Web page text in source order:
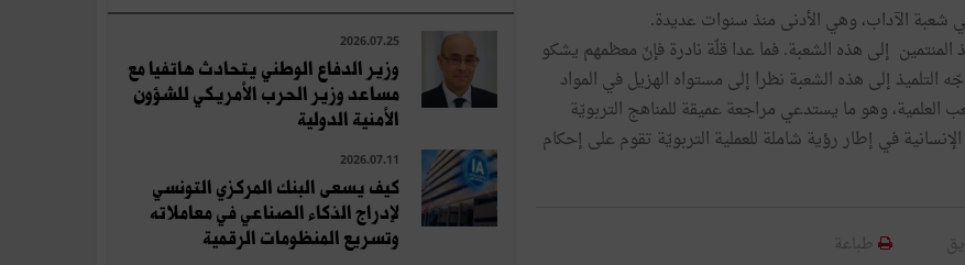
شعبة الآداب، وهي الأدنى منذ سنوات عديدة.
إلى هذه الشعبة. فما عدا قلّة نادرة فإنّ معظمهم يشكو
التلميذ إلى هذه الشعبة نظرا إلى مستواه الهزيل في المواد
وهو ما يستدعي مراجعة عميقة للمناهج التربويّة
في إطار رؤية شاملة للعملية التربويّة تقوم على إحكام
طباعة
2026.07.25
وزير الدفاع الوطني يتحادث هاتفيا مع
مساعد وزير الحرب الأمريكي للشؤون
الأمنية الدولية
2026.07.11
كيف يسعى البنك المركزي التونسي
لإدراج الذكاء الصناعي في معاملاته
وتسريع المنظومات الرقمية